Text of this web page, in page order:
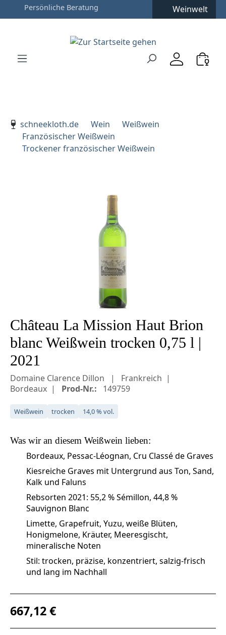
Zum Hauptinhalt springen
Zur Hauptnavigation springen
Weinwelt
schneekloth.de
Wein
Weißwein
Französischer Weißwein
Trockener französischer Weißwein
Bildergalerie überspringen
Château La Mission Haut Brion
blanc Weißwein trocken 0,75 l |
2021
Domaine Clarence Dillon
Frankreich
Bordeaux
Prod-Nr.: 149759
Weißwein trocken 14,0 % vol.
Was wir an diesem Weißwein lieben:
Bordeaux, Pessac-Léognan, Cru Classé de Graves
Kiesreiche Graves mit Untergrund aus Ton, Sand,
Kalk und Faluns
Rebsorten 2021: 55,2 % Sémillon, 44,8 %
Sauvignon Blanc
Limette, Grapefruit, Yuzu, weiße Blüten,
Honigmelone, Kräuter, Meeresgischt,
mineralische Noten
Stil: trocken, präzise, konzentriert, salzig-frisch
und lang im Nachhall
Regulärer Preis:
667,12 €